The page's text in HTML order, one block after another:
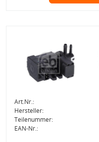
Art.Nr.:
Hersteller:
Teilenummer:
EAN-Nr.: